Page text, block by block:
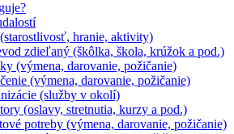
hranie, aktivity)
zdieľaný (škôlka, škola, krúžok a pod.)
(výmena, darovanie, požičanie)
(výmena, darovanie, požičanie)
(služby v okolí)
(oslavy, stretnutia, kurzy a pod.)
potreby (výmena, darovanie, požičanie)